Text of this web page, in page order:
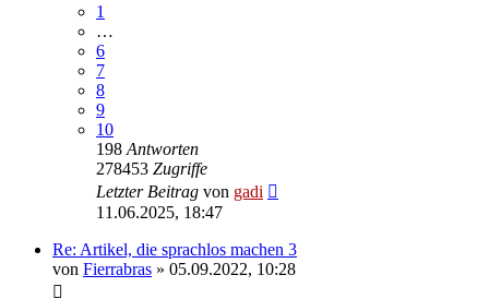
1
…
6
7
8
9
10
198 Antworten
278453 Zugriffe
Letzter Beitrag von gadi
11.06.2025, 18:47
Re: Artikel, die sprachlos machen 3
von Fierrabras » 05.09.2022, 10:28